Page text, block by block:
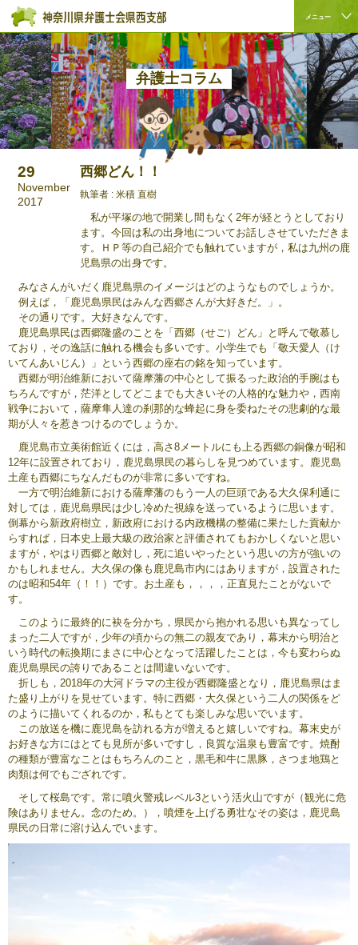
ジ
の
先
頭
で
す。
へ
ジ
ャ
ン
プ
す
る。
か
ら
サ
イ
ト
内
共
ト
内
共
通
メ
ニ
ュ
メニュー
サ
イ
ト
内
共
通
メ
こ
こ
か
ら
本
文
で
弁護士コラム
29
November
2017
西郷どん！！
執筆者 : 米積 直樹
私が平塚の地で開業し間もなく2年が経とうとしており
ます。今回は私の出身地についてお話しさせていただきま
す。ＨＰ等の自己紹介でも触れていますが，私は九州の鹿
児島県の出身です。
みなさんがいだく鹿児島県のイメージはどのようなものでしょうか。
例えば，「鹿児島県民はみんな西郷さんが大好きだ。」。
その通りです。大好きなんです。
鹿児島県民は西郷隆盛のことを「西郷（せご）どん」と呼んで敬慕し
ており，その逸話に触れる機会も多いです。小学生でも「敬天愛人（け
いてんあいじん）」という西郷の座右の銘を知っています。
西郷が明治維新において薩摩藩の中心として振るった政治的手腕はも
ちろんですが，茫洋としてどこまでも大きいその人格的な魅力や，西南
戦争において，薩摩隼人達の刹那的な蜂起に身を委ねたその悲劇的な最
期が人々を惹きつけるのでしょうか。
鹿児島市立美術館近くには，高さ8メートルにも上る西郷の銅像が昭和
12年に設置されており，鹿児島県民の暮らしを見つめています。鹿児島
土産も西郷にちなんだものが非常に多いですね。
一方で明治維新における薩摩藩のもう一人の巨頭である大久保利通に
対しては，鹿児島県民は少し冷めた視線を送っているように思います。
倒幕から新政府樹立，新政府における内政機構の整備に果たした貢献か
らすれば，日本史上最大級の政治家と評価されてもおかしくないと思い
ますが，やはり西郷と敵対し，死に追いやったという思いの方が強いの
かもしれません。大久保の像も鹿児島市内にはありますが，設置された
のは昭和54年（！！）です。お土産も，，，，正直見たことがないで
す。
このように最終的に袂を分かち，県民から抱かれる思いも異なってし
まった二人ですが，少年の頃からの無二の親友であり，幕末から明治と
いう時代の転換期にまさに中心となって活躍したことは，今も変わらぬ
鹿児島県民の誇りであることは間違いないです。
折しも，2018年の大河ドラマの主役が西郷隆盛となり，鹿児島県はま
た盛り上がりを見せています。特に西郷・大久保という二人の関係をど
のように描いてくれるのか，私もとても楽しみな思いでいます。
この放送を機に鹿児島を訪れる方が増えると嬉しいですね。幕末史が
お好きな方にはとても見所が多いですし，良質な温泉も豊富です。焼酎
の種類が豊富なことはもちろんのこと，黒毛和牛に黒豚，さつま地鶏と
肉類は何でもござれです。
そして桜島です。常に噴火警戒レベル3という活火山ですが（観光に危
険はありません。念のため。），噴煙を上げる勇壮なその姿は，鹿児島
県民の日常に溶け込んでいます。